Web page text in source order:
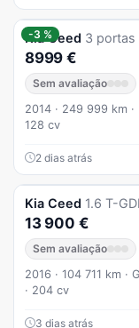
-3 %
Kia Ceed 3 portas
8999 €
Sem avaliação
2014 · 249 999 km ·
128 cv
2 dias atrás
Kia Ceed 1.6 T-
13 900 €
Sem avaliação
2016 · 104 711 km ·
· 204 cv
3 dias atrás